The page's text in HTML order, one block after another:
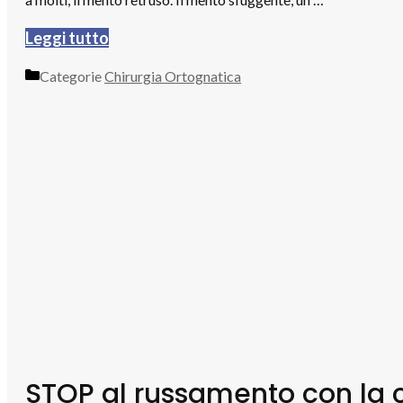
Leggi tutto
CategorieChirurgia Ortognatica
STOP al russamento con